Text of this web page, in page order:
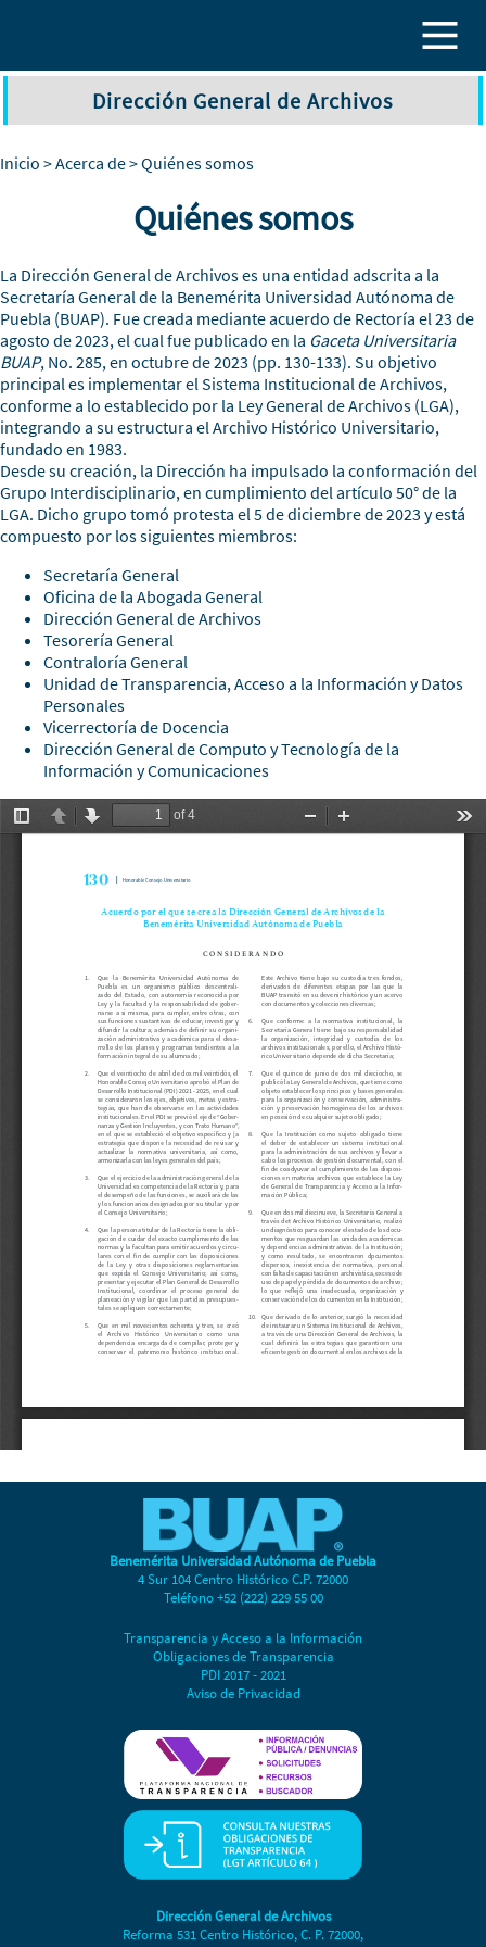
Dirección General de Archivos
Inicio >Acerca de> Quiénes somos
Quiénes somos
La Dirección General de Archivos es una entidad adscrita a la
Secretaría General de la Benemérita Universidad Autónoma de
Puebla (BUAP). Fue creada mediante acuerdo de Rectoría el 23 de
agosto de 2023, el cual fue publicado en la Gaceta Universitaria
BUAP, No. 285, en octubre de 2023 (pp. 130-133). Su objetivo
principal es implementar el Sistema Institucional de Archivos,
conforme a lo establecido por la Ley General de Archivos (LGA),
integrando a su estructura el Archivo Histórico Universitario,
fundado en 1983.
Desde su creación, la Dirección ha impulsado la conformación del
Grupo Interdisciplinario, en cumplimiento del artículo 50° de la
LGA. Dicho grupo tomó protesta el 5 de diciembre de 2023 y está
compuesto por los siguientes miembros:
Secretaría General
Oficina de la Abogada General
Dirección General de Archivos
Tesorería General
Contraloría General
Unidad de Transparencia, Acceso a la Información y Datos
Personales
Vicerrectoría de Docencia
Dirección General de Computo y Tecnología de la
Información y Comunicaciones
Benemérita Universidad Autónoma de Puebla
4 Sur 104 Centro Histórico C.P. 72000
Teléfono +52 (222) 229 55 00
Transparencia y Acceso a la Información
Obligaciones de Transparencia
PDI 2017 - 2021
Aviso de Privacidad
Dirección General de Archivos
Reforma 531 Centro Histórico, C. P. 72000,